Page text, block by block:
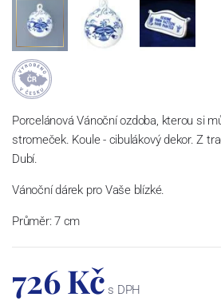
Porcelánová Vánoční ozdoba, kterou si
stromeček. Koule - cibulákový dekor. Z
Dubí.
Vánoční dárek pro Vaše blízké.
Průměr: 7 cm
726 Kč s DPH